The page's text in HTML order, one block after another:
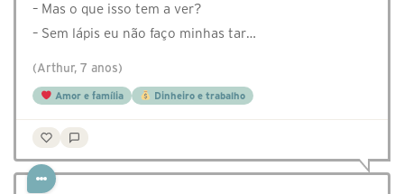
– Mas o que isso tem a ver?
– Sem lápis eu não faço minhas tar…
(Arthur, 7 anos)
Amor e família Dinheiro e trabalho